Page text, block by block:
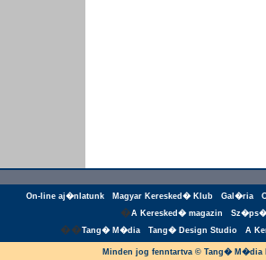
On-line aj�nlatunk Magyar Keresked� Klub Gal�ria
�A Keresked� magazin
��Tang� M�dia Tang� Design Studio A
Minden jog fenntartva © Tang�